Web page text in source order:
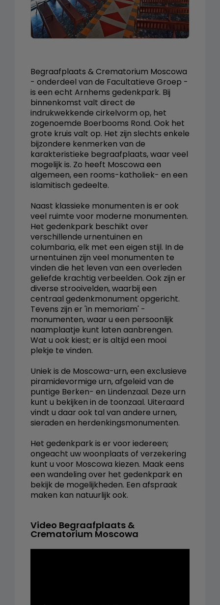
Begraafplaats & Crematorium Moscowa
- onderdeel van de Facultatieve Groep -
is een echt Arnhems gedenkpark. Bij
binnenkomst valt direct de
indrukwekkende cirkelvorm op, het
zogenoemde Boerbooms Rond. Ook het
grote kruis valt op. Het zijn slechts enkele
bijzondere kenmerken van de
karakteristieke begraafplaats, waar veel
mogelijk is. Zo heeft Moscowa een
algemeen, een rooms-katholiek- en een
islamitisch gedeelte.
Naast klassieke monumenten is er ook
veel ruimte voor moderne monumenten.
Het gedenkpark beschikt over
verschillende urnentuinen en
columbaria, elk met een eigen stijl. In de
urnentuinen zijn veel monumenten te
vinden die het leven van een overleden
geliefde krachtig verbeelden. Ook zijn er
diverse strooivelden, waarbij een
centraal gedenkmonument opgericht.
Tevens zijn er 'in memoriam' -
monumenten, waar u een persoonlijk
naamplaatje kunt laten aanbrengen.
Wat u ook kiest; er is altijd een mooi
plekje te vinden.
Uniek is de Moscowa-urn, een exclusieve
piramidevormige urn, afgeleid van de
puntige Berken- en Lindenzaal. Deze urn
kunt u bekijken in de toonzaal. Uiteraard
vindt u daar ook tal van andere urnen,
sieraden en herdenkingsmonumenten.
Het gedenkpark is er voor iedereen;
ongeacht uw woonplaats of verzekering
kunt u voor Moscowa kiezen. Maak eens
een wandeling over het gedenkpark en
bekijk de mogelijkheden. Een afspraak
maken kan natuurlijk ook.
Video Begraafplaats &
Crematorium Moscowa